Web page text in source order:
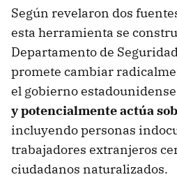
Según revelaron dos
esta herramienta se
Departamento de
promete cambiar
el gobierno estadounidense
y potencialmente actúa
incluyendo personas
trabajadores extranjeros
ciudadanos naturalizados.